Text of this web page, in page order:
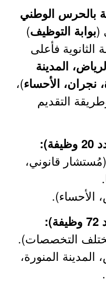
بالحرس الوطني
(بوابة التوظيف)
الثانوية فأعلى
المدينة
نجران، الأحساء)،
التقديم
قانوني،
الأحساء).
التخصصات).
المنورة،